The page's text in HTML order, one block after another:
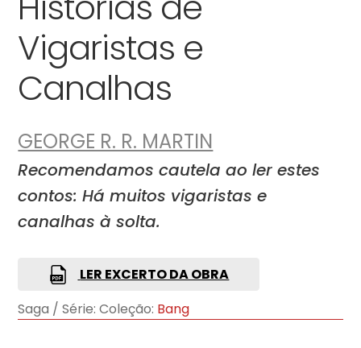
Vigaristas e
Canalhas
GEORGE R. R. MARTIN
Recomendamos cautela ao ler estes
contos: Há muitos vigaristas e
canalhas à solta.
LER EXCERTO DA OBRA
Saga / Série: Coleção: Bang